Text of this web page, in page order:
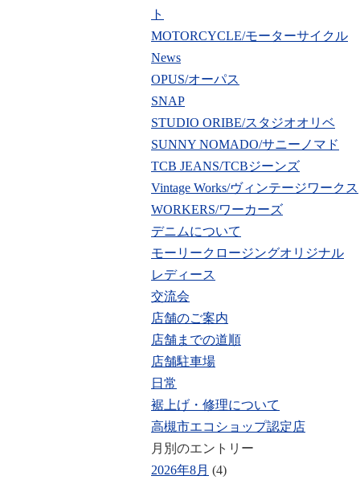
ト
MOTORCYCLE/モーターサイクル
News
OPUS/オーパス
SNAP
STUDIO ORIBE/スタジオオリベ
SUNNY NOMADO/サニーノマド
TCB JEANS/TCBジーンズ
Vintage Works/ヴィンテージワークス
WORKERS/ワーカーズ
デニムについて
モーリークロージングオリジナル
レディース
交流会
店舗のご案内
店舗までの道順
店舗駐車場
日常
裾上げ・修理について
高槻市エコショップ認定店
月別のエントリー
2026年8月 (4)